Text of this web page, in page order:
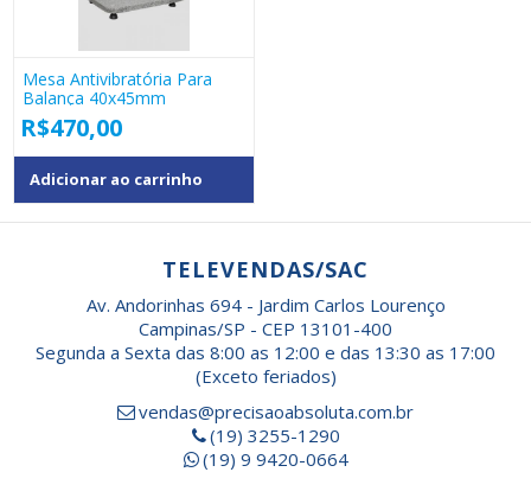
Mesa Antivibratória Para
Balança 40x45mm
R$470,00
Adicionar ao carrinho
TELEVENDAS/SAC
Av. Andorinhas 694 - Jardim Carlos Lourenço
Campinas/SP - CEP 13101-400
Segunda a Sexta das 8:00 as 12:00 e das 13:30 as 17:00
(Exceto feriados)
vendas@precisaoabsoluta.com.br
(19) 3255-1290
(19) 9 9420-0664